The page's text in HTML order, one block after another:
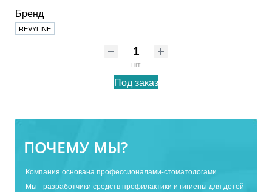
ПОЧЕМУ МЫ?
Компания основана профессионалами-стоматологами
Мы - разработчики средств профилактики и гигиены для детей
Бренд
REVYLINE
шт
Под заказ